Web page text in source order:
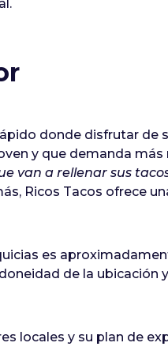
donde disfrutar de
y que demanda más
van a rellenar sus
Ricos Tacos ofrece
es
de la ubicación
locales y su plan de